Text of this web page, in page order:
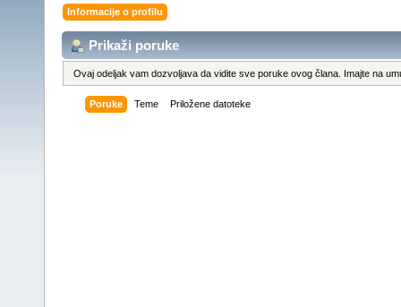
Informacije o profilu
Prikaži poruke
Ovaj odeljak vam dozvoljava da vidite sve poruke ovog člana. Imajte na
Poruke Teme Priložene datoteke